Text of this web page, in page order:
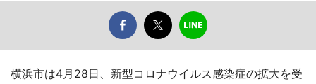
横浜市は4月28日、新型コロナウイルス感染症の拡大を受